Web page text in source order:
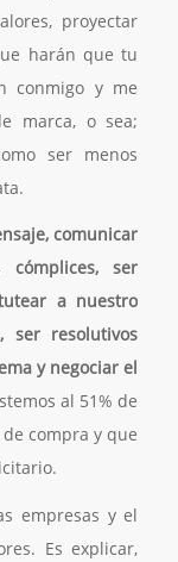
proyectar
harán que tu
conmigo y me
marca, o sea;
ser menos
comunicar
cómplices, ser
a nuestro
ser resolutivos
y negociar el
al 51% de
compra y que
empresas y el
Es explicar,